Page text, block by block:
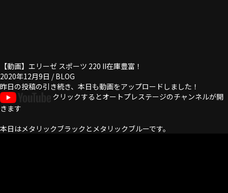
【動画】エリーゼ スポーツ 220 II在庫豊富！
2020年12月9日 /BLOG
昨日の投稿の引き続き、本日も動画をアップロードしました！
クリックするとオートプレステージのチャンネルが開
きます
本日はメタリックブラック と メタリックブルーです。